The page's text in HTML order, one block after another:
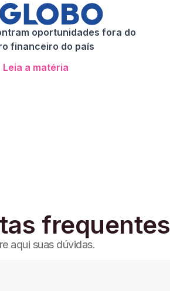
oportunidades fora do
financeiro do país
Leia a matéria
frequentes
aqui suas dúvidas.